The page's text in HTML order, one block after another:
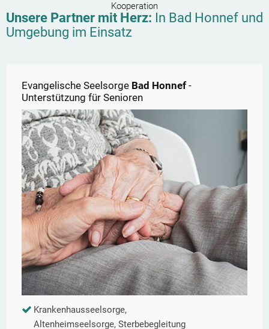
Kooperation
Unsere Partner mit Herz: In Bad Honnef und
Umgebung im Einsatz
Evangelische Seelsorge Bad Honnef -
Unterstützung für Senioren
Krankenhausseelsorge,
Altenheimseelsorge, Sterbebegleitung